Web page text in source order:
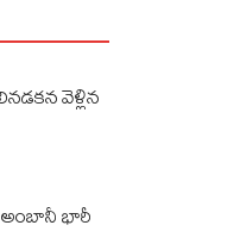
వెళ్లిన
అంబానీ భారీ